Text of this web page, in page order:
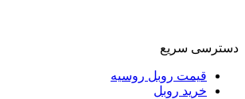
دسترسی سریع
قیمت روبل روسیه
خرید روبل